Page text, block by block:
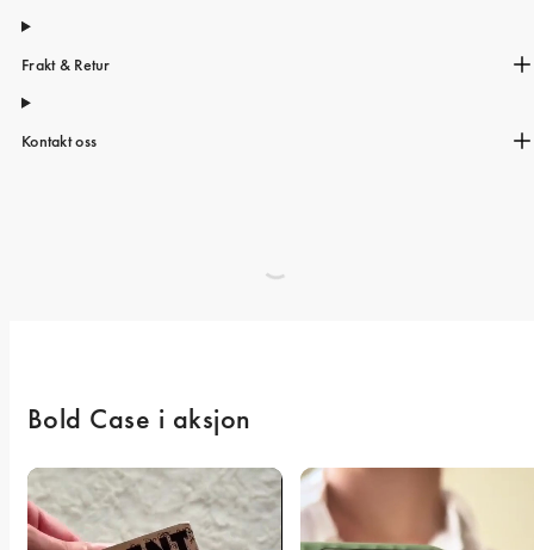
Frakt & Retur
Kontakt oss
Bold Case i aksjon